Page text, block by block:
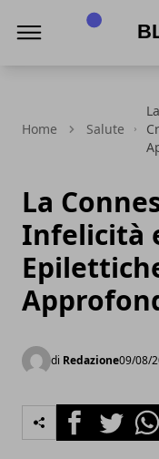
Home Salute
La
Infelicità
di Redazione09/08/
FacebookTwitter